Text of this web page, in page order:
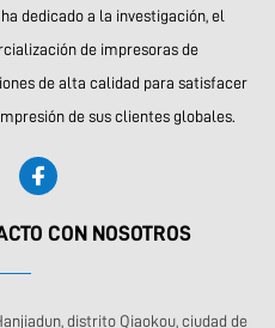
dedicado a la investigación, el
de impresoras de
de alta calidad para satisfacer
de sus clientes globales.
CON NOSOTROS
distrito Qiaokou, ciudad de